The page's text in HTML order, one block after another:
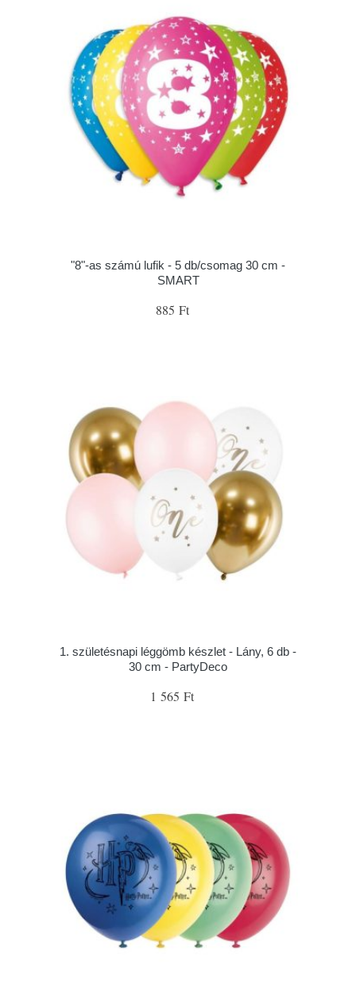
"8"-as számú lufik - 5 db/csomag 30 cm -
SMART
885 Ft
1. születésnapi léggömb készlet - Lány, 6 db -
30 cm - PartyDeco
1 565 Ft